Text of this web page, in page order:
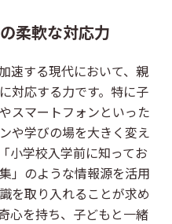
柔軟な対応力
速する現代において、親
対応する力です。特に子
スマートフォンといった
や学びの場を大きく変え
小学校入学前に知ってお
」のような情報源を活用
を取り入れることが求め
心を持ち、子どもと一緒